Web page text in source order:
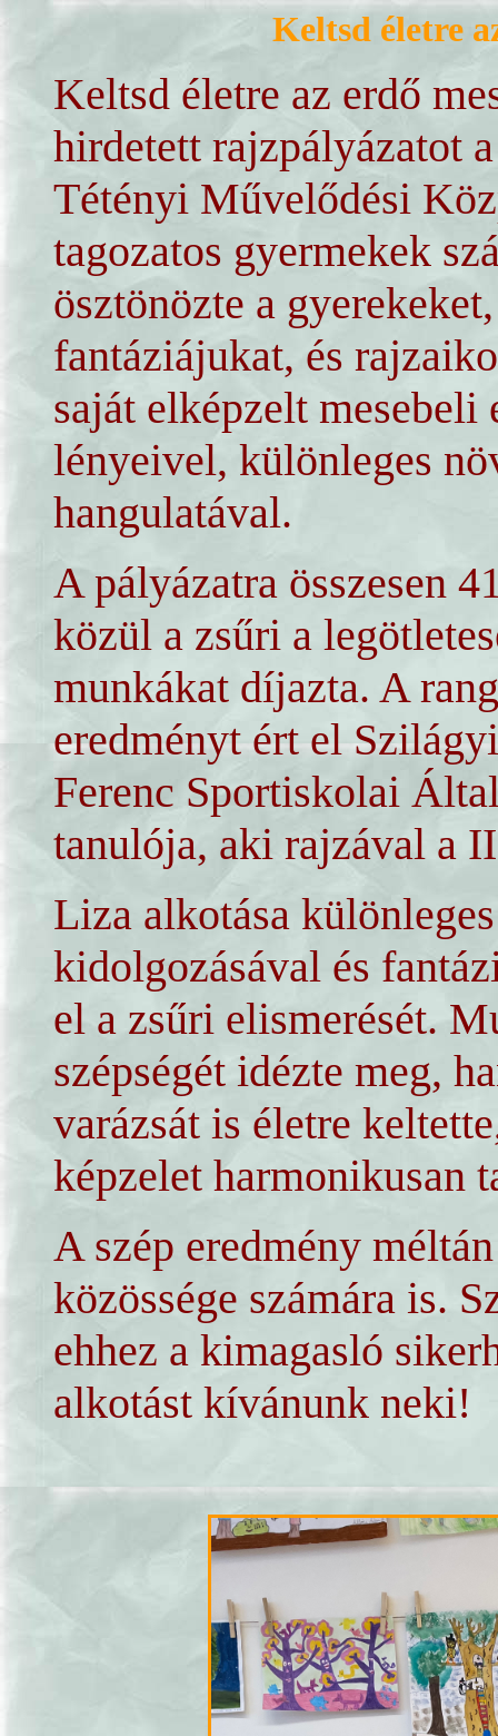
Keltsd életre
Keltsd életre az erdő
hirdetett rajzpályázatot
Tétényi Művelődési
tagozatos gyermekek
ösztönözte a
fantáziájukat, és
saját elképzelt mesebeli
lényeivel, különleges
hangulatával.
A pályázatra összesen
közül a zsűri a
munkákat díjazta. A
eredményt ért el
Ferenc Sportiskolai
tanulója, aki rajzával a
Liza alkotása
kidolgozásával és
el a zsűri elismerését.
szépségét idézte meg,
varázsát is életre
képzelet harmonikusan
A szép eredmény
közössége számára is.
ehhez a kimagasló
alkotást kívánunk neki!